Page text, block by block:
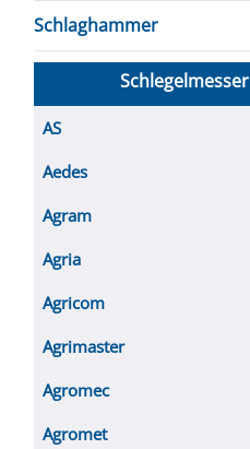
Schlaghammer
Schlegelmesser
AS
Aedes
Agram
Agria
Agricom
Agrimaster
Agromec
Agromet